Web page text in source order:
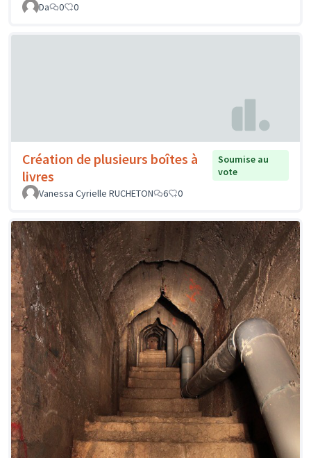
Da
0 0
Création de plusieurs boîtes à
livres
Soumise au
vote
Vanessa Cyrielle RUCHETON
6 0